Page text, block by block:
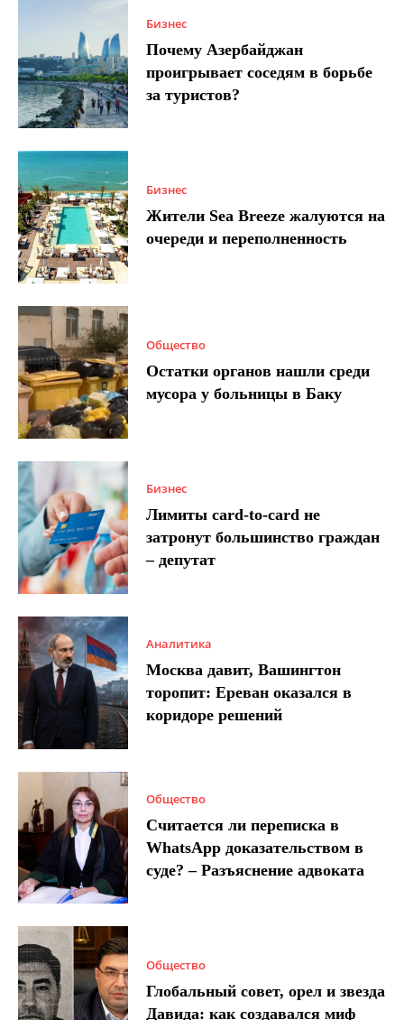
Бизнес
Почему Азербайджан
проигрывает соседям в борьбе
за туристов?
Бизнес
Жители Sea Breeze жалуются на
очереди и переполненность
Общество
Остатки органов нашли среди
мусора у больницы в Баку
Бизнес
Лимиты card-to-card не
затронут большинство граждан
– депутат
Аналитика
Москва давит, Вашингтон
торопит: Ереван оказался в
коридоре решений
Общество
Считается ли переписка в
WhatsApp доказательством в
суде? – Разъяснение адвоката
Общество
Глобальный совет, орел и звезда
Давида: как создавался миф